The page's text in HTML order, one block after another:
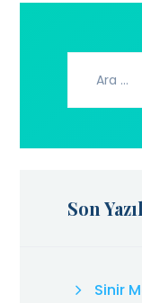
Son
Sinir